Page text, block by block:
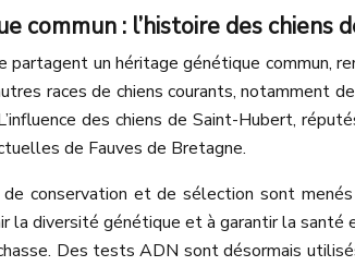
commun : l’histoire des chiens
partagent un héritage génétique commun,
races de chiens courants, notamment
des chiens de Saint-Hubert,
de Fauves de Bretagne.
de conservation et de sélection sont
la diversité génétique et à garantir la
Des tests ADN sont désormais